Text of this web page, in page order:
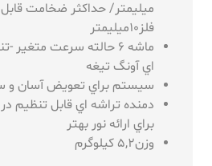
میلیمتر/ حداکثر ضخامت
فلز10میلیمتر
ماشه 6 حالته سرعت متغیر
اي آونگ تیغه
سیستم براي تعویض آسان و
دمنده تراشه اي قابل تنظیم
براي ارائه نور بهتر
وزن5,2 کیلوگرم